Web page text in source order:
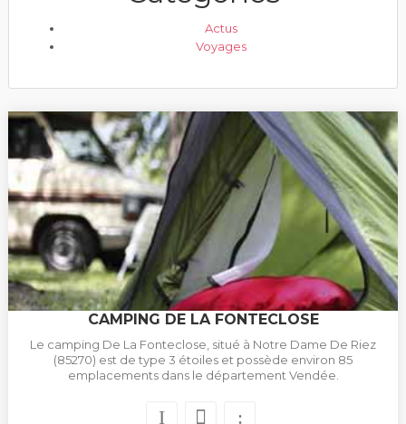
Actus
Voyages
CAMPING DE LA FONTECLOSE
Le camping De La Fonteclose, situé à Notre Dame De Riez
(85270) est de type 3 étoiles et possède environ 85
emplacements dans le département Vendée.